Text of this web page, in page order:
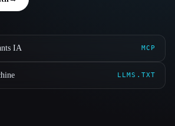
IA MCP
LLMS.TXT